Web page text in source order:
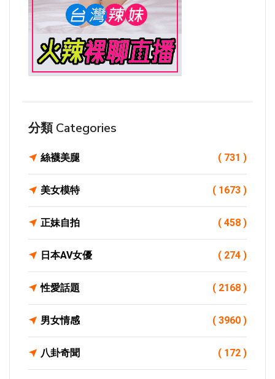
分類 Categories
絲襪美腿 ( 731 )
美女模特 ( 1673 )
正妹自拍 ( 458 )
日本AV女優 ( 274 )
性愛話題 ( 2168 )
男女情感 ( 3960 )
八卦奇聞 ( 172 )